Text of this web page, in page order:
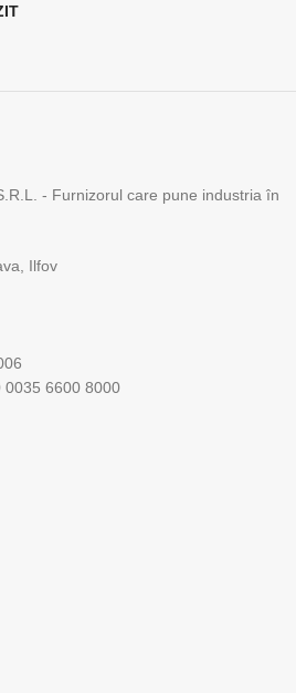
- Furnizorul care pune industria în
Ilfov
0035 6600 8000